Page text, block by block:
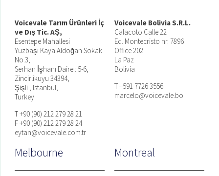
Voicevale Tarım Ürünleri İç
ve Dış Tic. AŞ,
Esentepe Mahallesi
Yüzbaşı Kaya Aldoğan Sokak
No.3,
Serhan İşhanı Daire : 5-6,
Zincirlikuyu 34394,
Şişli , Istanbul,
Turkey
T +90 (90) 212 279 28 21
F +90 (90) 212 279 28 24
eytan@voicevale.com.tr
Voicevale Bolivia S.R.L.
Calacoto Calle 22
Ed. Montecristo nr. 7896
Office 202
La Paz
Bolivia
T +591 7726 3556
marcelo@voicevale.bo
Melbourne Montreal